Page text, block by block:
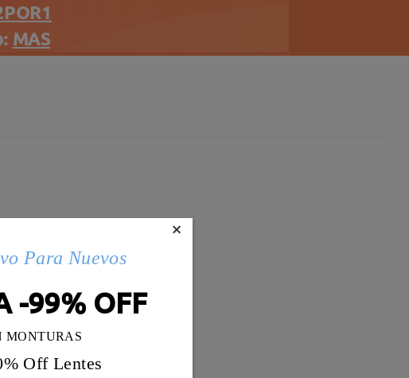
MAS
×
Para Nuevos
-99% OFF
MONTURAS
Off Lentes